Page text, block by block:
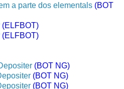
a parte dos elementals (BOT
(ELFBOT)
(ELFBOT)
(BOT NG)
(BOT NG)
(BOT NG)